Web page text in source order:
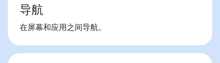
导航
在屏幕和应用之间导航。